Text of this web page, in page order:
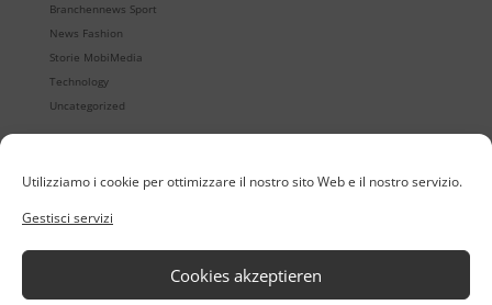
Utilizziamo i cookie per ottimizzare il nostro sito Web e il nostro servizio.
Gestisci servizi
Cookies akzeptieren
Branchennews Sport
News Fashion
Storie MobiMedia
Technology
Uncategorized
Quintet24
Organizzazione del retail